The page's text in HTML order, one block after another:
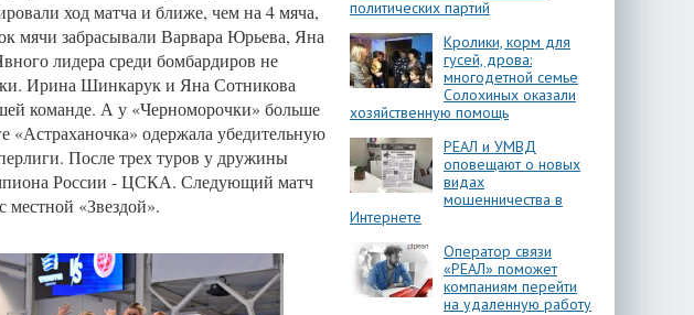
ход матча и ближе, чем на 4 мяча,
мячи забрасывали Варвара Юрьева, Яна
лидера среди бомбардиров не
Ирина Шинкарук и Яна Сотникова
команде. А у «Черноморочки» больше
«Астраханочка» одержала убедительную
После трех туров у дружины
России - ЦСКА. Следующий матч
местной «Звездой».
политических партий
Кролики, корм для
гусей, дрова:
многодетной семье
Солохиных оказали
хозяйственную помощь
РЕАЛ и УМВД
оповещают о новых
видах
мошенничества в
Интернете
Оператор связи
«РЕАЛ» поможет
компаниям перейти
на удаленную работу